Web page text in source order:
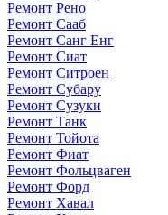
Ремонт Рено
Ремонт Сааб
Ремонт Санг Енг
Ремонт Сиат
Ремонт Ситроен
Ремонт Субару
Ремонт Сузуки
Ремонт Танк
Ремонт Тойота
Ремонт Фиат
Ремонт Фольцваген
Ремонт Форд
Ремонт Хавал